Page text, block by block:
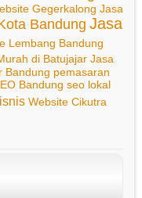
Gegerkalong Jasa
Bandung Jasa
Lembang Bandung
di Batujajar Jasa
Bandung pemasaran
Bandung seo lokal
Website Cikutra